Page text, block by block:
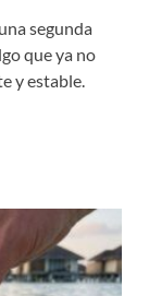
segunda
que ya no
y estable.